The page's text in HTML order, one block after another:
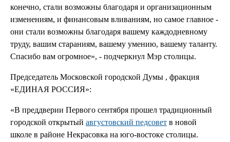
конечно, стали возможны благодаря и организационным
изменениям, и финансовым вливаниям, но самое главное -
они стали возможны благодаря вашему каждодневному
труду, вашим стараниям, вашему умению, вашему таланту.
Спасибо вам огромное», - подчеркнул Мэр столицы.
Председатель Московской городской Думы , фракция
«ЕДИНАЯ РОССИЯ»:
«В преддверии Первого сентября прошел традиционный
городской открытый августовский педсовет в новой
школе в районе Некрасовка на юго-востоке столицы.